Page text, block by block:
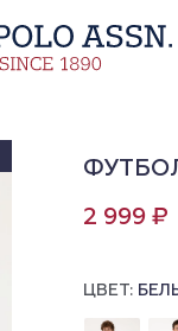
2 999 ₽
ЦВЕТ: